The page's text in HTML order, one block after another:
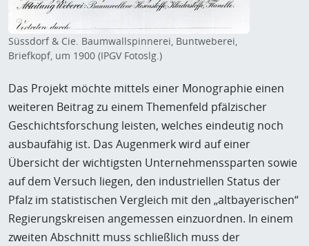
Süssdorf & Cie. Baumwallspinnerei, Buntweberei,
Briefkopf, um 1900 (IPGV Fotoslg.)
Das Projekt möchte mittels einer Monographie einen
weiteren Beitrag zu einem Themenfeld pfälzischer
Geschichtsforschung leisten, welches eindeutig noch
ausbaufähig ist. Das Augenmerk wird auf einer
Übersicht der wichtigsten Unternehmenssparten sowie
auf dem Versuch liegen, den industriellen Status der
Pfalz im statistischen Vergleich mit den „altbayerischen“
Regierungskreisen angemessen einzuordnen. In einem
zweiten Abschnitt muss schließlich muss der